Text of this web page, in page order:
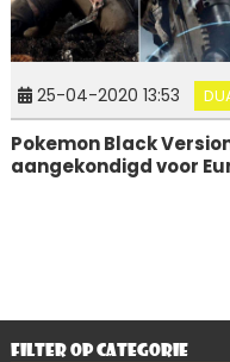
25-04-2020 13:53
Pokemon Black
aangekondigd voor
FILTER OP CATEGORIE